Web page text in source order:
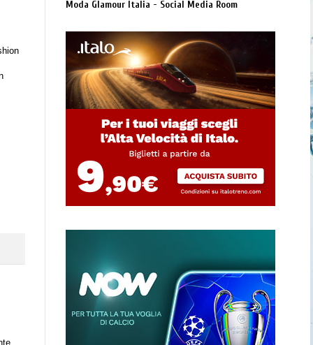
Moda Glamour Italia - Social Media Room